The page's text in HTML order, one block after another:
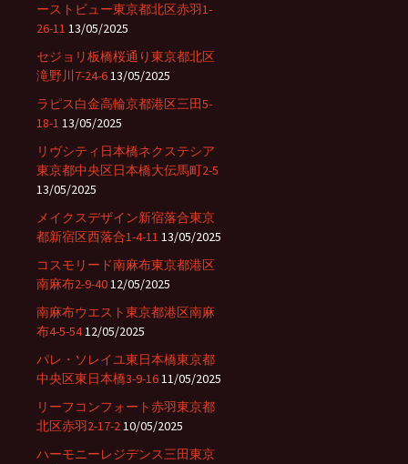
ーストビュー東京都北区赤羽1-
26-11 13/05/2025
セジョリ板橋桜通り東京都北区
滝野川7-24-613/05/2025
ラピス白金高輪京都港区三田5-
18-1 13/05/2025
リヴシティ日本橋ネクステシア
東京都中央区日本橋大伝馬町2-5
13/05/2025
メイクスデザイン新宿落合東京
都新宿区西落合1-4-11 13/05/2025
コスモリード南麻布東京都港区
南麻布2-9-4012/05/2025
南麻布ウエスト東京都港区南麻
布4-5-5412/05/2025
パレ・ソレイユ東日本橋東京都
中央区東日本橋3-9-1611/05/2025
リーフコンフォート赤羽東京都
北区赤羽2-17-210/05/2025
ハーモニーレジデンス三田東京